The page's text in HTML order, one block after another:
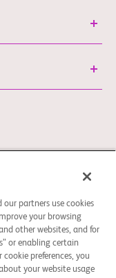
för EU
utöva de
eller om du har
personuppgifter
Company.
our partners use cookies
your browsing
other websites, and for
or enabling certain
preferences, you
your website usage